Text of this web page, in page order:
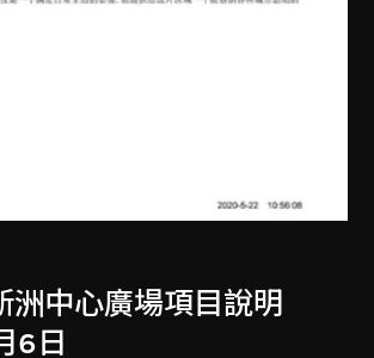
洲中心廣場項目說明
6日